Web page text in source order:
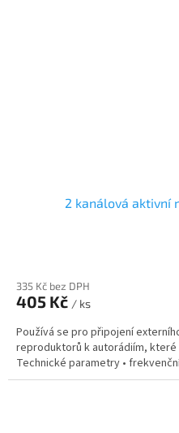
2 kanálová aktivní
335 Kč bez DPH
405 Kč / ks
Používá se pro připojení
reproduktorů k autorádiím, které
Technické parametry •